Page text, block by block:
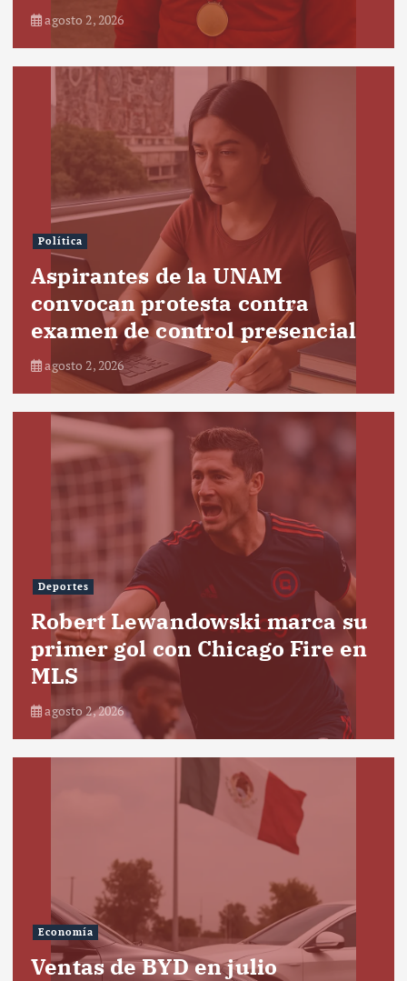
agosto 2, 2026
Política
Aspirantes de la UNAM
convocan protesta contra
examen de control presencial
agosto 2, 2026
Deportes
Robert Lewandowski marca su
primer gol con Chicago Fire en
MLS
agosto 2, 2026
Economía
Ventas de BYD en julio